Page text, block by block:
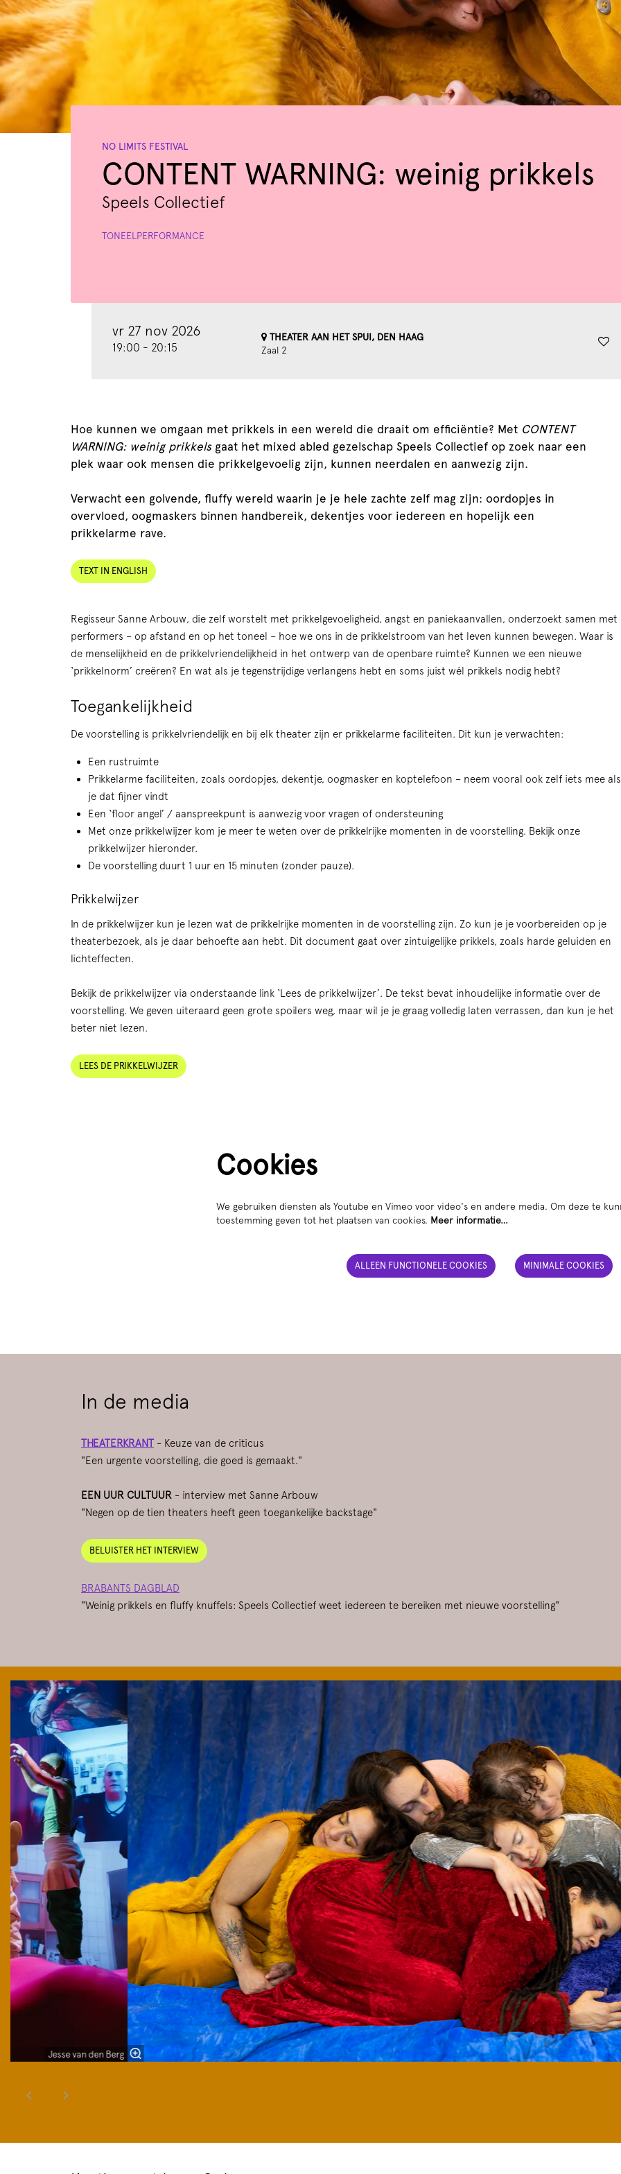
CONTENT WARNING: weinig prikkels
Speels Collectief
NO LIMITS FESTIVAL
TONEEL PERFORMANCE
vr 27 nov 2026
19:00 - 20:15
THEATER AAN HET SPUI, DEN HAAG
Zaal 2
Hoe kunnen we omgaan met prikkels in een wereld die draait om efficiëntie? Met CONTENT
WARNING: weinig prikkelsgaat het mixed abled gezelschap Speels Collectief op zoek naar een
plek waar ook mensen die prikkelgevoelig zijn, kunnen neerdalen en aanwezig zijn.
Verwacht een golvende, fluffy wereld waarin je je hele zachte zelf mag zijn: oordopjes in
overvloed, oogmaskers binnen handbereik, dekentjes voor iedereen en hopelijk een
prikkelarme rave.
TEXT IN ENGLISH
Regisseur Sanne Arbouw, die zelf worstelt met prikkelgevoeligheid, angst en paniekaanvallen, onderzoekt samen met
performers – op afstand en op het toneel – hoe we ons in de prikkelstroom van het leven kunnen bewegen. Waar is
de menselijkheid en de prikkelvriendelijkheid in het ontwerp van de openbare ruimte? Kunnen we een nieuwe
‘prikkelnorm’ creëren? En wat als je tegenstrijdige verlangens hebt en soms juist wél prikkels nodig hebt?
Toegankelijkheid
De voorstelling is prikkelvriendelijk en bij elk theater zijn er prikkelarme faciliteiten. Dit kun je verwachten:
Een rustruimte
Prikkelarme faciliteiten, zoals oordopjes, dekentje, oogmasker en koptelefoon – neem vooral ook zelf iets mee als
je dat fijner vindt
Een ‘floor angel’ / aanspreekpunt is aanwezig voor vragen of ondersteuning
Met onze prikkelwijzer kom je meer te weten over de prikkelrijke momenten in de voorstelling. Bekijk onze
prikkelwijzer hieronder.
De voorstelling duurt 1 uur en 15 minuten (zonder pauze).
Prikkelwijzer
In de prikkelwijzer kun je lezen wat de prikkelrijke momenten in de voorstelling zijn. Zo kun je je voorbereiden op je
theaterbezoek, als je daar behoefte aan hebt. Dit document gaat over zintuigelijke prikkels, zoals harde geluiden en
lichteffecten.
Bekijk de prikkelwijzer via onderstaande link ‘Lees de prikkelwijzer’. De tekst bevat inhoudelijke informatie over de
voorstelling. We geven uiteraard geen grote spoilers weg, maar wil je je graag volledig laten verrassen, dan kun je het
beter niet lezen.
LEES DE PRIKKELWIJZER
Cookies
We gebruiken diensten als Youtube en Vimeo voor video's en andere media. Om deze te
toestemming geven tot het plaatsen van cookies. Meer informatie…
ALLEEN FUNCTIONELE COOKIES MINIMALE COOKIES
In de media
THEATERKRANT - Keuze van de criticus
"Een urgente voorstelling, die goed is gemaakt."
EEN UUR CULTUUR - interview met Sanne Arbouw
"Negen op de tien theaters heeft geen toegankelijke backstage"
BELUISTER HET INTERVIEW
BRABANTS DAGBLAD
"Weinig prikkels en fluffy knuffels: Speels Collectief weet iedereen te bereiken met nieuwe voorstelling"
Overslaan
Jesse van den Berg
Inzoomen